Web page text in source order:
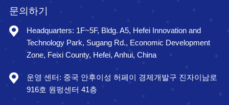
문의하기
Headquarters: 1F~5F, Bldg. A5, Hefei Innovation and
Technology Park, Sugang Rd., Economic Development
Zone, Feixi County, Hefei, Anhui, China
운영 센터: 중국 안후이성 허페이 경제개발구 진자이남로
916호 원펑센터 41층